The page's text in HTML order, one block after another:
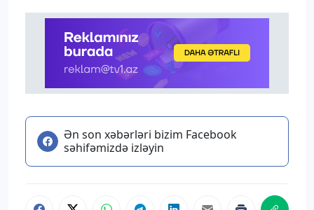
Ən son xəbərləri bizim Facebook
səhifəmizdə izləyin